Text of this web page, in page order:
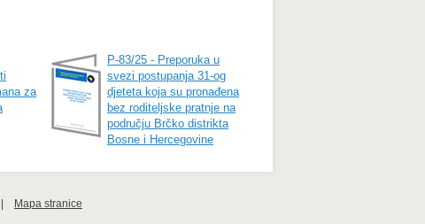
za
P-83/25 - Preporuka u
svezi postupanja 31-og
djeteta koja su pronađena
bez roditeljske pratnje na
području Brčko distrikta
Bosne i Hercegovine
| Mapa stranice